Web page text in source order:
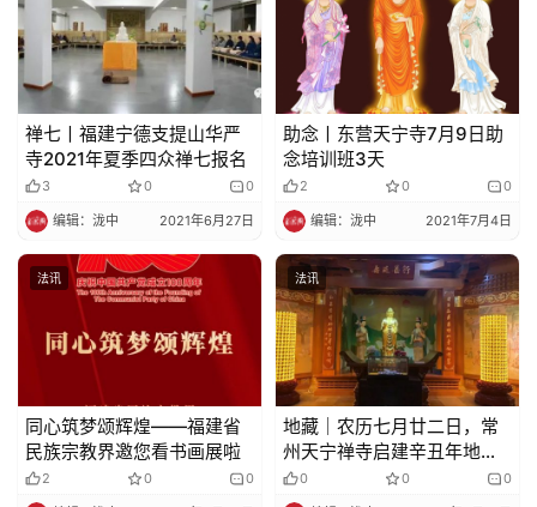
禅七丨福建宁德支提山华严
寺2021年夏季四众禅七报名
3 0 0
编辑：泷中 2021年6月27日
助念丨东营天宁寺7月9日助
念培训班3天
2 0 0
编辑：泷中 2021年7月4日
法讯
同心筑梦颂辉煌——福建省
民族宗教界邀您看书画展啦
2 0 0
法讯
地藏｜农历七月廿二日，常
州天宁禅寺启建辛丑年地藏
孝亲法会
0 0 0